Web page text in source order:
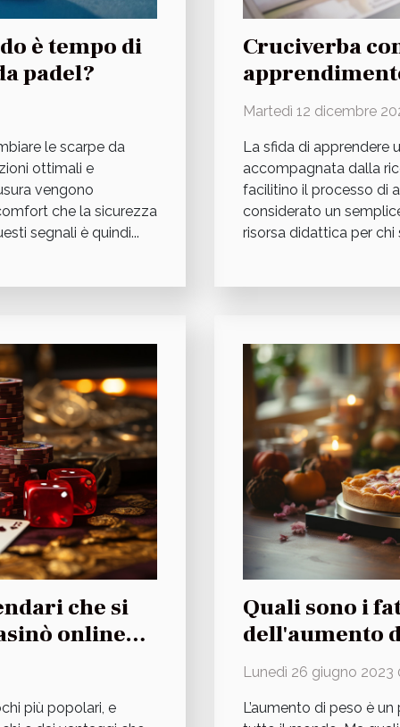
è tempo di
padel?
le scarpe da
ottimali e
vengono
che la sicurezza
segnali è quindi...
Cruciverba
italiano come
Martedì 12 dicembre
La sfida di apprendere
accompagnata dalla
facilitino il processo di
considerato un
risorsa didattica per chi
che si
online
più popolari, e
Quali sono i
dell'aumento
Lunedì 26 giugno 2023
L’aumento di peso è